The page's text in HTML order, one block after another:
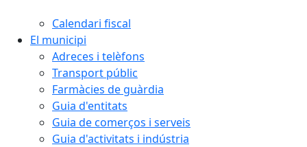
Calendari fiscal
El municipi
Adreces i telèfons
Transport públic
Farmàcies de guàrdia
Guia d'entitats
Guia de comerços i serveis
Guia d'activitats i indústria